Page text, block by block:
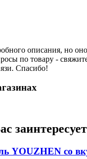
описания, но
по товару -
Спасибо!
заинтересует
YOUZHEN со